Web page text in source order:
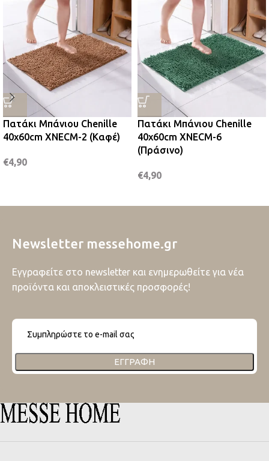
Πατάκι Μπάνιου Chenille
40x60cm XNECM-2 (Καφέ)
€4,90
Πατάκι Μπάνιου Chenille
40x60cm XNECM-6
(Πράσινο)
€4,90
Newsletter messehome.gr
Εγγραφείτε στο newsletter και ενημερωθείτε για νέα
προϊόντα και αποκλειστικές προσφορές!
ΕΓΓΡΑΦΉ